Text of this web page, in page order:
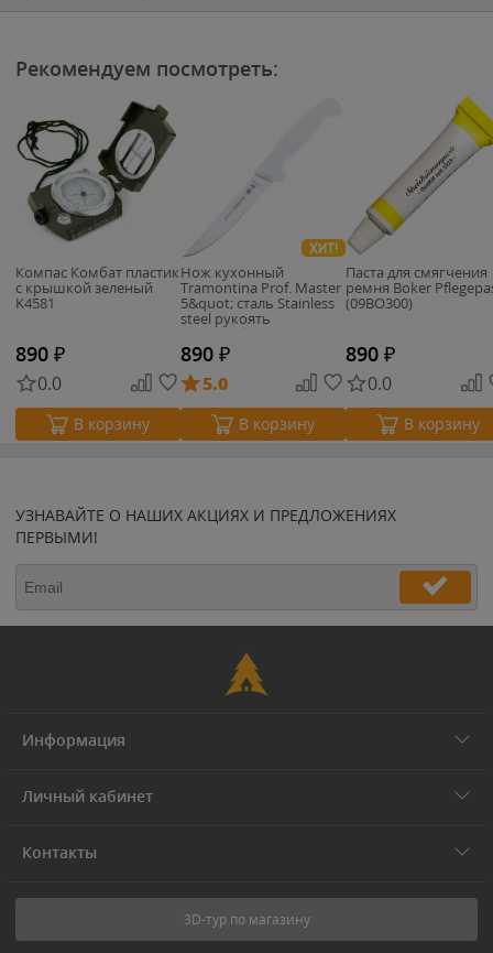
Рекомендуем посмотреть:
Компас Комбат пластик
с крышкой зеленый
K4581
890 ₽
0.0
В корзину
ХИТ!
Нож кухонный
Tramontina Prof. Master
5&quot; сталь Stainless
steel рукоять
поликарбонат
(24605/085)
890 ₽
5.0
В корзину
Паста для смягчения
ремня Boker
(09BO300)
890 ₽
0.0
В корзину
УЗНАВАЙТЕ О НАШИХ АКЦИЯХ И ПРЕДЛОЖЕНИЯХ
ПЕРВЫМИ!
Информация
Личный кабинет
Контакты
3D-тур по магазину